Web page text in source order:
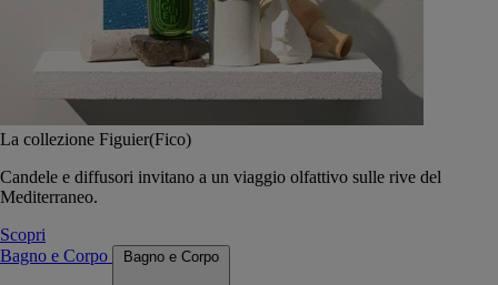
La collezione Figuier(Fico)
Candele e diffusori invitano a un viaggio olfattivo sulle rive del
Mediterraneo.
Scopri
Bagno e Corpo
Bagno e Corpo